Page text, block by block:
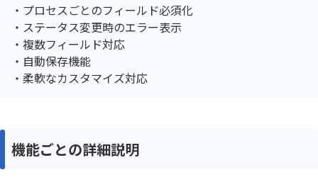
プロセスごとのフィールド必須化
ステータス変更時のエラー表示
複数フィールド対応
自動保存機能
柔軟なカスタマイズ対応
機能ごとの詳細説明